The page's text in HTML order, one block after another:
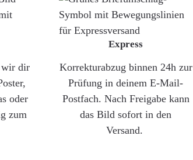
wir dir
oder
zum
Express
Korrekturabzug binnen 24h zur
Prüfung in deinem E-Mail-
Postfach. Nach Freigabe kann
das Bild sofort in den
Versand.